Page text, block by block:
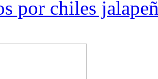
por chiles